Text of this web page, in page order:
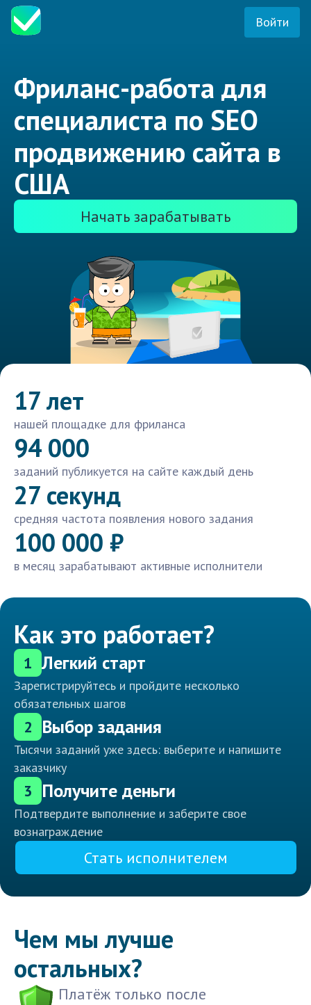
Войти
Фриланс-работа для
специалиста по SEO
продвижению сайта в
США
Начать зарабатывать
17 лет
нашей площадке для фриланса
94 000
заданий публикуется на сайте каждый день
27 секунд
средняя частота появления нового задания
100 000 ₽
в месяц зарабатывают активные исполнители
Как это работает?
1 Легкий старт
Зарегистрируйтесь и пройдите несколько
обязательных шагов
2 Выбор задания
Тысячи заданий уже здесь: выберите и напишите
заказчику
3 Получите деньги
Подтвердите выполнение и заберите свое
вознаграждение
Стать исполнителем
Чем мы лучше
остальных?
Платёж только после